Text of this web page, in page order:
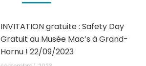
INVITATION gratuite : Safety Day
Gratuit au Musée Mac’s à Grand-
Hornu ! 22/09/2023